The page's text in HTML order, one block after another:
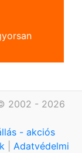
2002 - 2026
- akciós
Adatvédelmi